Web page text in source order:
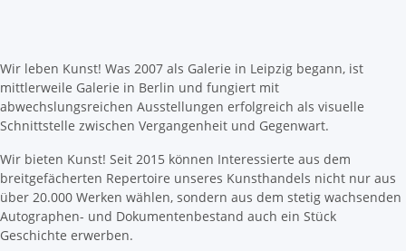
Wir leben Kunst! Was 2007 als Galerie in Leipzig begann, ist
mittlerweile Galerie in Berlin und fungiert mit
abwechslungsreichen Ausstellungen erfolgreich als visuelle
Schnittstelle zwischen Vergangenheit und Gegenwart.
Wir bieten Kunst! Seit 2015 können Interessierte aus dem
breitgefächerten Repertoire unseres Kunsthandels nicht nur aus
über 20.000 Werken wählen, sondern aus dem stetig wachsenden
Autographen- und Dokumentenbestand auch ein Stück
Geschichte erwerben.